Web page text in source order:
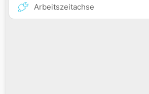
Arbeitszeitachse